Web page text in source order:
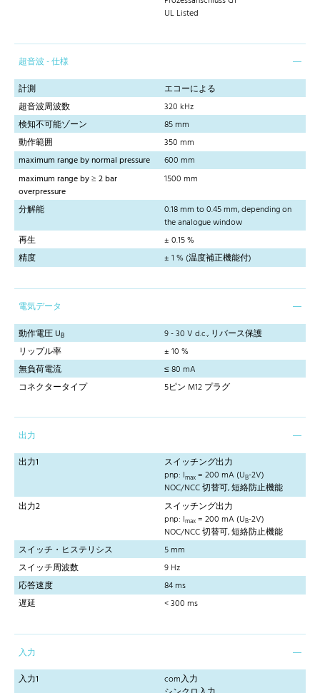
UL Listed
超音波 - 仕様
計測
エコーによる
超音波周波数
320 kHz
検知不可能ゾーン
85 mm
動作範囲
350 mm
maximum range by normal pressure
600 mm
maximum range by ≥ 2 bar
overpressure
1500 mm
分解能
0.18 mm to 0.45 mm, depending on
the analogue window
再生
± 0.15 %
精度
± 1 % (温度補正機能付)
電気データ
動作電圧 UB
9 - 30 V d.c., リバース保護
リップル率
± 10 %
無負荷電流
≤ 80 mA
コネクタータイプ
5ピン M12 プラグ
出力
出力1
スイッチング出力
pnp: Imax = 200 mA (UB-2V)
NOC/NCC 切替可, 短絡防止機能
出力2
スイッチング出力
pnp: Imax = 200 mA (UB-2V)
NOC/NCC 切替可, 短絡防止機能
スイッチ・ヒステリシス
5 mm
スイッチ周波数
9 Hz
応答速度
84 ms
遅延
< 300 ms
入力
入力1
com入力